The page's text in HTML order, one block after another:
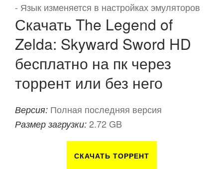
- Язык изменяется в настройках эмуляторов
Скачать The Legend of
Zelda: Skyward Sword HD
бесплатно на пк через
торрент или без него
Версия: Полная последняя версия
Размер загрузки: 2.72 GB
СКАЧАТЬ ТОРРЕНТ